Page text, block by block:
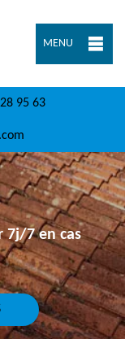
MENU
95 63
7j/7 en cas